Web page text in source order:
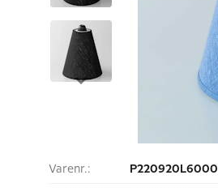
Varenr.: P220920L6000